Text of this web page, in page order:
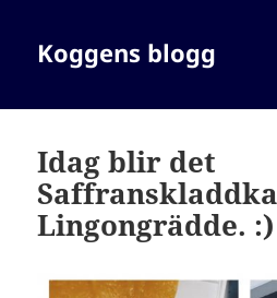
Koggens blogg
Idag blir det
Lingongrädde. :)